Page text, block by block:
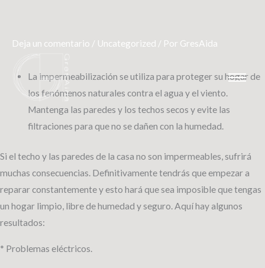
contenido
Deja un comentario / Uncategorized / Por GresAida
La impermeabilización se utiliza para proteger su hogar de
los fenómenos naturales contra el agua y el viento.
Mantenga las paredes y los techos secos y evite las
filtraciones para que no se dañen con la humedad.
Si el techo y las paredes de la casa no son impermeables, sufrirá
muchas consecuencias. Definitivamente tendrás que empezar a
reparar constantemente y esto hará que sea imposible que tengas
un hogar limpio, libre de humedad y seguro. Aquí hay algunos
resultados:
* Problemas eléctricos.